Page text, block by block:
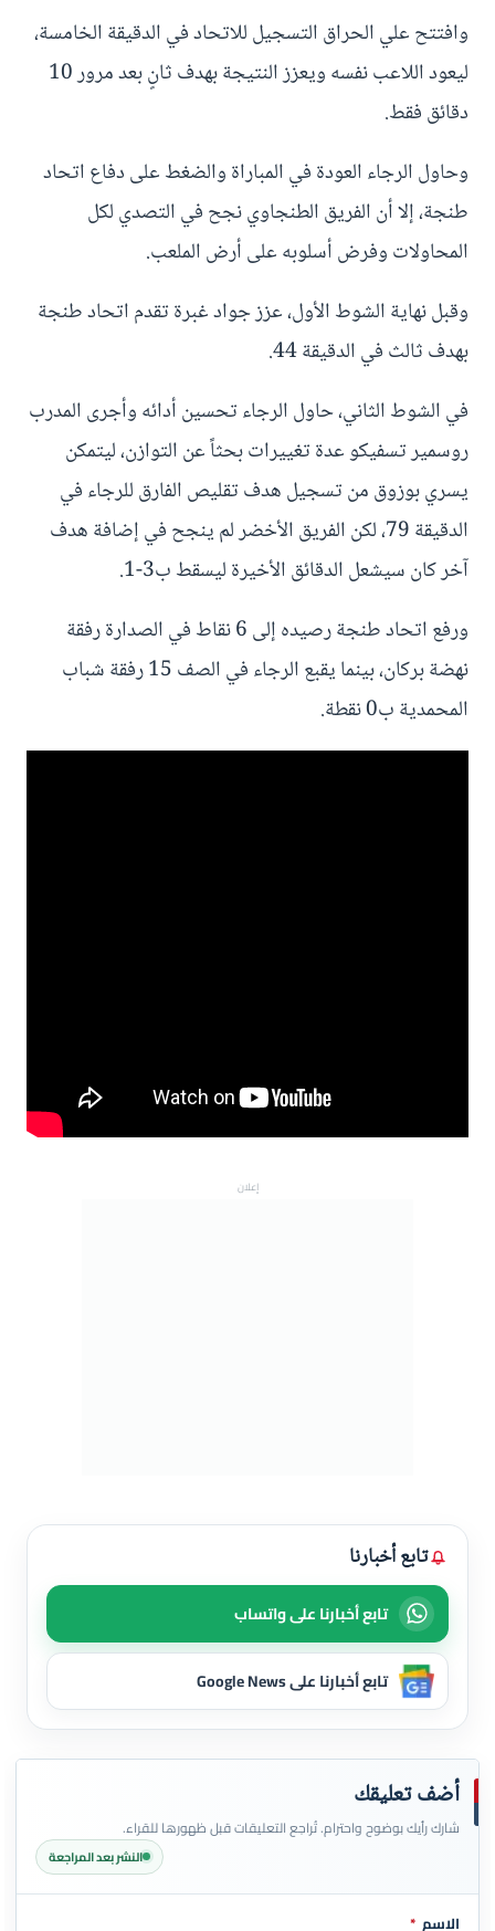
وافتتح علي الحراق التسجيل للاتحاد في الدقيقة الخامسة،
ليعود اللاعب نفسه ويعزز النتيجة بهدف ثانٍ بعد مرور 10
دقائق فقط.
وحاول الرجاء العودة في المباراة والضغط على دفاع اتحاد
طنجة، إلا أن الفريق الطنجاوي نجح في التصدي لكل
المحاولات وفرض أسلوبه على أرض الملعب.
وقبل نهاية الشوط الأول، عزز جواد غبرة تقدم اتحاد طنجة
بهدف ثالث في الدقيقة 44.
في الشوط الثاني، حاول الرجاء تحسين أدائه وأجرى المدرب
روسمير تسفيكو عدة تغييرات بحثاً عن التوازن، ليتمكن
يسري بوزوق من تسجيل هدف تقليص الفارق للرجاء في
الدقيقة 79، لكن الفريق الأخضر لم ينجح في إضافة هدف
آخر كان سيشعل الدقائق الأخيرة ليسقط ب3-1.
ورفع اتحاد طنجة رصيده إلى 6 نقاط في الصدارة رفقة
نهضة بركان، بينما يقبع الرجاء في الصف 15 رفقة شباب
المحمدية ب0 نقطة.
إعلان
تابع أخبارنا
تابع أخبارنا على واتساب
تابع أخبارنا على Google News
أضف تعليقك
شارك رأيك بوضوح واحترام. تُراجع التعليقات قبل ظهورها للقراء.
النشر بعد المراجعة
الاسم *